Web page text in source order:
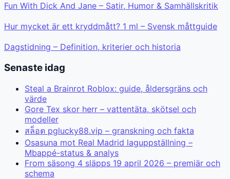
Fun With Dick And Jane – Satir, Humor & Samhällskritik
Hur mycket är ett kryddmått? 1 ml – Svensk måttguide
Dagstidning – Definition, kriterier och historia
Senaste idag
Steal a Brainrot Roblox: guide, åldersgräns och
värde
Gore Tex skor herr – vattentäta, skötsel och
modeller
สล็อต pglucky88.vip – granskning och fakta
Osasuna mot Real Madrid laguppställning –
Mbappé-status & analys
From säsong 4 släpps 19 april 2026 – premiär och
schema